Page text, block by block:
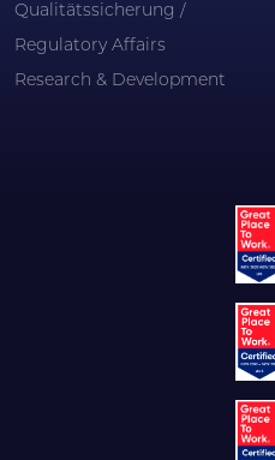
Qualitätssicherung /
Regulatory Affairs
Research & Development